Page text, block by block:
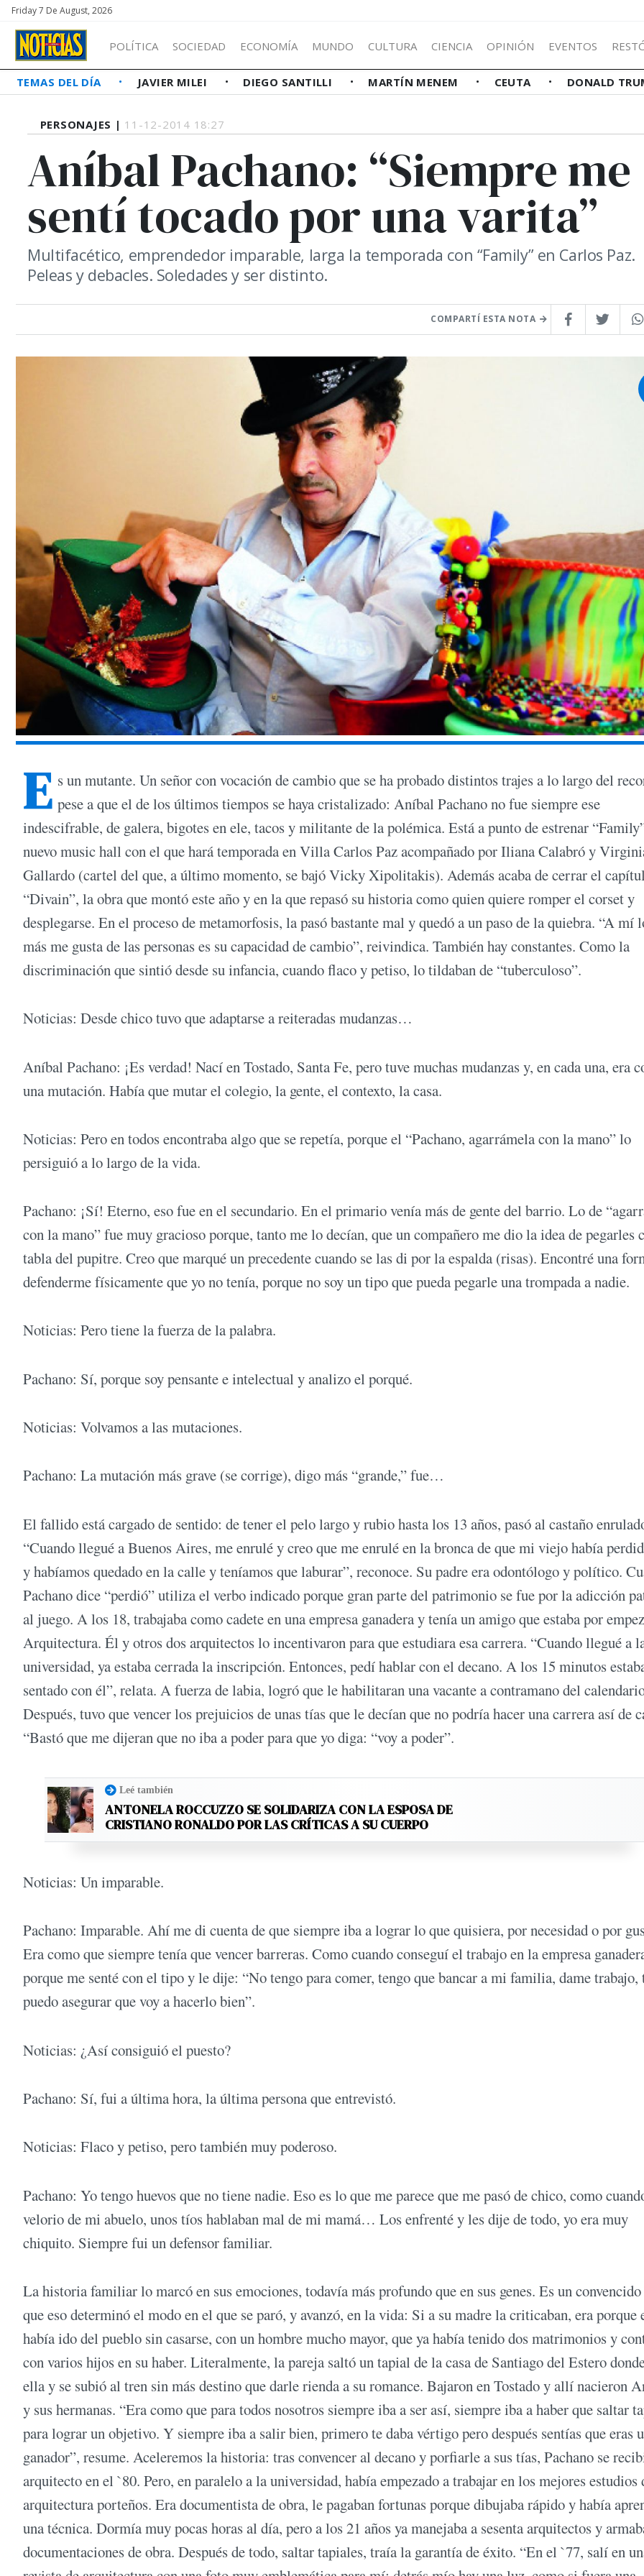
Friday 7 De August, 2026
POLÍTICA SOCIEDAD ECONOMÍA MUNDO CULTURA CIENCIA OPINIÓN EVENTOS
TEMAS DEL DÍA JAVIER MILEI DIEGO SANTILLI MARTÍN MENEM CEUTA DONALD
PERSONAJES | 11-12-2014 18:27
Aníbal Pachano: “Siempre me
sentí tocado por una varita”
Multifacético, emprendedor imparable, larga la temporada con “Family” en Carlos Paz.
Peleas y debacles. Soledades y ser distinto.
COMPARTÍ ESTA NOTA
E s un mutante. Un señor con vocación de cambio que se ha probado distintos trajes a lo largo del
pese a que el de los últimos tiempos se haya cristalizado: Aníbal Pachano no fue siempre ese
indescifrable, de galera, bigotes en ele, tacos y militante de la polémica. Está a punto de estrenar
nuevo music hall con el que hará temporada en Villa Carlos Paz acompañado por Iliana Calabró y
Gallardo (cartel del que, a último momento, se bajó Vicky Xipolitakis). Además acaba de cerrar el
“Divain”, la obra que montó este año y en la que repasó su historia como quien quiere romper el corset y
desplegarse. En el proceso de metamorfosis, la pasó bastante mal y quedó a un paso de la quiebra. “A mí
más me gusta de las personas es su capacidad de cambio”, reivindica. También hay constantes. Como la
discriminación que sintió desde su infancia, cuando flaco y petiso, lo tildaban de “tuberculoso”.
Noticias: Desde chico tuvo que adaptarse a reiteradas mudanzas…
Aníbal Pachano: ¡Es verdad! Nací en Tostado, Santa Fe, pero tuve muchas mudanzas y, en cada una, era
una mutación. Había que mutar el colegio, la gente, el contexto, la casa.
Noticias: Pero en todos encontraba algo que se repetía, porque el “Pachano, agarrámela con la mano” lo
persiguió a lo largo de la vida.
Pachano: ¡Sí! Eterno, eso fue en el secundario. En el primario venía más de gente del barrio. Lo de
con la mano” fue muy gracioso porque, tanto me lo decían, que un compañero me dio la idea de pegarles
tabla del pupitre. Creo que marqué un precedente cuando se las di por la espalda (risas). Encontré una
defenderme físicamente que yo no tenía, porque no soy un tipo que pueda pegarle una trompada a nadie.
Noticias: Pero tiene la fuerza de la palabra.
Pachano: Sí, porque soy pensante e intelectual y analizo el porqué.
Noticias: Volvamos a las mutaciones.
Pachano: La mutación más grave (se corrige), digo más “grande,” fue…
El fallido está cargado de sentido: de tener el pelo largo y rubio hasta los 13 años, pasó al castaño
“Cuando llegué a Buenos Aires, me enrulé y creo que me enrulé en la bronca de que mi viejo había
y habíamos quedado en la calle y teníamos que laburar”, reconoce. Su padre era odontólogo y político.
Pachano dice “perdió” utiliza el verbo indicado porque gran parte del patrimonio se fue por la adicción
al juego. A los 18, trabajaba como cadete en una empresa ganadera y tenía un amigo que estaba por
Arquitectura. Él y otros dos arquitectos lo incentivaron para que estudiara esa carrera. “Cuando llegué a
universidad, ya estaba cerrada la inscripción. Entonces, pedí hablar con el decano. A los 15 minutos
sentado con él”, relata. A fuerza de labia, logró que le habilitaran una vacante a contramano del
Después, tuvo que vencer los prejuicios de unas tías que le decían que no podría hacer una carrera así de
“Bastó que me dijeran que no iba a poder para que yo diga: “voy a poder”.
Leé también
ANTONELA ROCCUZZO SE SOLIDARIZA CON LA ESPOSA DE
CRISTIANO RONALDO POR LAS CRÍTICAS A SU CUERPO
Noticias: Un imparable.
Pachano: Imparable. Ahí me di cuenta de que siempre iba a lograr lo que quisiera, por necesidad o por
Era como que siempre tenía que vencer barreras. Como cuando conseguí el trabajo en la empresa
porque me senté con el tipo y le dije: “No tengo para comer, tengo que bancar a mi familia, dame trabajo,
puedo asegurar que voy a hacerlo bien”.
Noticias: ¿Así consiguió el puesto?
Pachano: Sí, fui a última hora, la última persona que entrevistó.
Noticias: Flaco y petiso, pero también muy poderoso.
Pachano: Yo tengo huevos que no tiene nadie. Eso es lo que me parece que me pasó de chico, como
velorio de mi abuelo, unos tíos hablaban mal de mi mamá… Los enfrenté y les dije de todo, yo era muy
chiquito. Siempre fui un defensor familiar.
La historia familiar lo marcó en sus emociones, todavía más profundo que en sus genes. Es un
que eso determinó el modo en el que se paró, y avanzó, en la vida: Si a su madre la criticaban, era porque
había ido del pueblo sin casarse, con un hombre mucho mayor, que ya había tenido dos matrimonios y
con varios hijos en su haber. Literalmente, la pareja saltó un tapial de la casa de Santiago del Estero
ella y se subió al tren sin más destino que darle rienda a su romance. Bajaron en Tostado y allí nacieron
y sus hermanas. “Era como que para todos nosotros siempre iba a ser así, siempre iba a haber que saltar
para lograr un objetivo. Y siempre iba a salir bien, primero te daba vértigo pero después sentías que eras
ganador”, resume. Aceleremos la historia: tras convencer al decano y porfiarle a sus tías, Pachano se
arquitecto en el `80. Pero, en paralelo a la universidad, había empezado a trabajar en los mejores estudios
arquitectura porteños. Era documentista de obra, le pagaban fortunas porque dibujaba rápido y había
una técnica. Dormía muy pocas horas al día, pero a los 21 años ya manejaba a sesenta arquitectos y
documentaciones de obra. Después de todo, saltar tapiales, traía la garantía de éxito. “En el `77, salí en